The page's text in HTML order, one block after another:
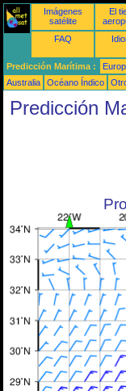
Imágenes
satélite
El
FAQ
Predicción Marítima :
Australia
Océano Índico
Predicción